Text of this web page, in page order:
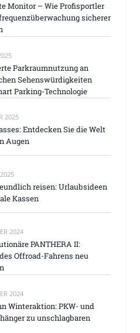
Monitor – Wie Profisportler
sicherer
Parkraumnutzung an
Sehenswürdigkeiten
Parking-Technologie
2025
Entdecken Sie die Welt
Augen
reisen: Urlaubsideen
Kassen
2024
PANTHERA II:
Offroad-Fahrens neu
2024
Winteraktion: PKW- und
zu unschlagbaren